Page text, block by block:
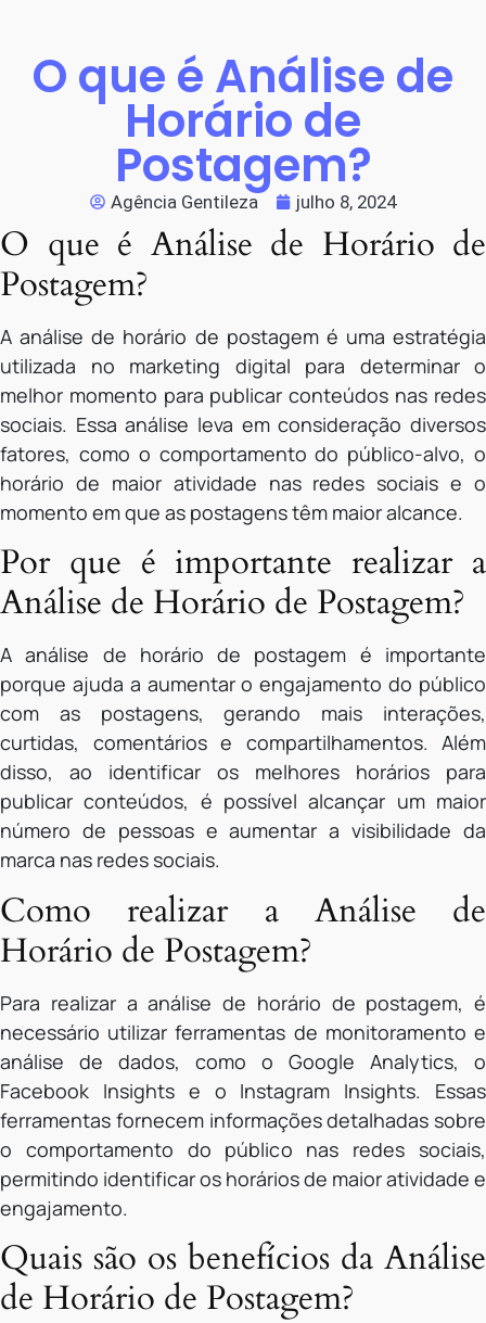
O que é Análise de
Horário de
Postagem?
Agência Gentileza julho 8, 2024
O que é Análise de Horário de
Postagem?
A análise de horário de postagem é uma estratégia
utilizada no marketing digital para determinar o
melhor momento para publicar conteúdos nas redes
sociais. Essa análise leva em consideração diversos
fatores, como o comportamento do público-alvo, o
horário de maior atividade nas redes sociais e o
momento em que as postagens têm maior alcance.
Por que é importante realizar a
Análise de Horário de Postagem?
A análise de horário de postagem é importante
porque ajuda a aumentar o engajamento do público
com as postagens, gerando mais interações,
curtidas, comentários e compartilhamentos. Além
disso, ao identificar os melhores horários para
publicar conteúdos, é possível alcançar um maior
número de pessoas e aumentar a visibilidade da
marca nas redes sociais.
Como realizar a Análise de
Horário de Postagem?
Para realizar a análise de horário de postagem, é
necessário utilizar ferramentas de monitoramento e
análise de dados, como o Google Analytics, o
Facebook Insights e o Instagram Insights. Essas
ferramentas fornecem informações detalhadas sobre
o comportamento do público nas redes sociais,
permitindo identificar os horários de maior atividade e
engajamento.
Quais são os benefícios da Análise
de Horário de Postagem?